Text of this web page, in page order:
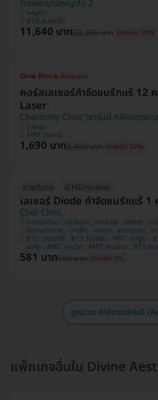
โรงพยาบาลพญาไท 2
พญาไท
BTS สนามเป้า
11,640 บาท23,250 บาท ประหยัด 50%
คอร์สเลเซอร์กำจัดขนรักแร้ 12
Laser
Charmmy Clinic (ชาร์มมี่ คลินิกเวชกร
บางเขน
MRT มัยลาภ
1,690 บาท2,490 บาท ประหยัด 32%
ขายดีมาก มี HDreview
เลเซอร์ Diode กำจัดขนรักแร้ 1
Cher Clinic
บางขุนเทียน , ทวีวัฒนา , พระโขนง , จตุจักร , ภาษีเจริญ , ลาดพร้าว , ประเวศ ,
สมุทรปราการ , บางซื่อ , บางนา , ลาดกระบัง , ราชเทวี , คันนายาว , คลองเตย ,
บางแค , ปทุมวัน
BTS ปุณณวิถี , BTS รัชโยธิน , MRT เตาปูน , BTS บางนา , BTS อุดมสุข , BTS
อโศก , MRT สุขุมวิท
581 บาท599 บาท ประหยัด 3%
ดูหมวด กำจัดขนรักแร้
แพ็กเกจอื่นใน Divine